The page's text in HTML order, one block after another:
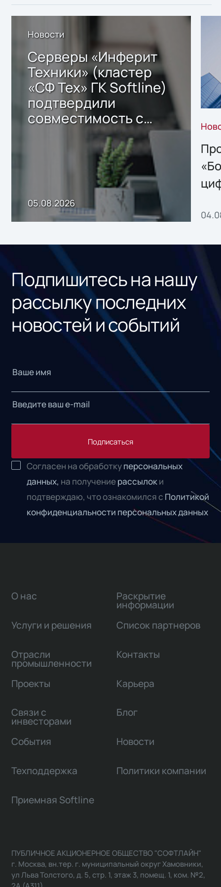
Новости
Серверы «Инферит
Техники» (кластер
«СФ Тех» ГК Softline)
подтвердили
совместимость с
решением Sharx
Storage 2.x для
хранения данных
05.08.2026
Подпишитесь на нашу
рассылку последних
новостей и событий
Подписаться
Согласен на обработкуперсональных
данных, на получениерассылоки
подтверждаю, что ознакомился с Политикой
конфиденциальности персональных данных
О нас
Услуги и решения
Отрасли
промышленности
Проекты
Связи с
инвесторами
Раскрытие
информации
Список партнеров
Контакты
Карьера
Блог
События Новости
Техподдержка Политики компании
Приемная Softline
ПУБЛИЧНОЕ АКЦИОНЕРНОЕ ОБЩЕСТВО "СОФТЛАЙН"
г. Москва, вн.тер. г. муниципальный округ Хамовники,
ул Льва Толстого, д. 5, стр. 1, этаж 3, помещ. 1, ком. №2,